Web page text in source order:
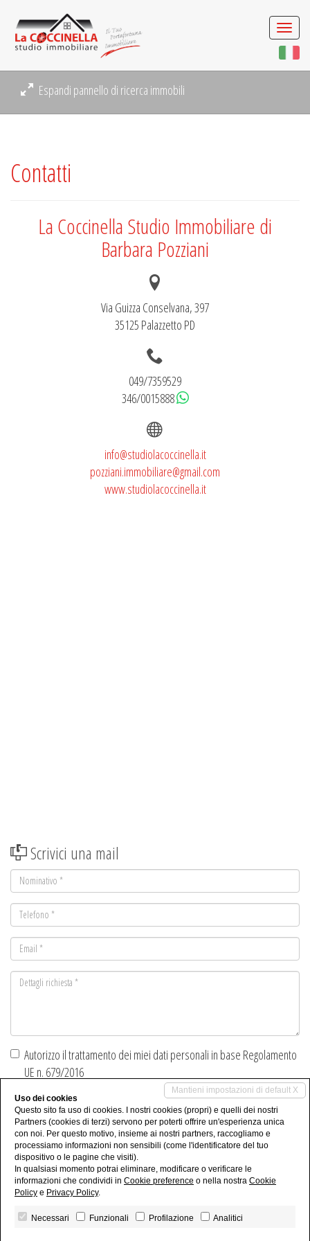
Espandi pannello di ricerca immobili
Contatti
La Coccinella Studio Immobiliare di
Barbara Pozziani
Via Guizza Conselvana, 397
35125 Palazzetto PD
049/7359529
346/0015888
info@studiolacoccinella.it
pozziani.immobiliare@gmail.com
www.studiolacoccinella.it
Scrivici una mail
Nominativo
*
Telefono
*
Email
*
Dettagli
Autorizzo il trattamento dei miei dati personali in base Regolamento
UE n. 679/2016
Autorizzo al trattamento dei dati per finalità di marketing, attività
promozionali, offerte commerciali ed indagini di mercato.
Invia
La Coccinella Studio Immobiliare di Barbara Pozziani - P.IVA 03963900281
Mantieni impostazioni di default X
Uso dei cookies
Questo sito fa uso di cookies. I nostri cookies (propri) e quelli dei nostri
Partners (cookies di terzi) servono per poterti offrire un'esperienza unica
con noi. Per questo motivo, insieme ai nostri partners, raccogliamo e
processiamo informazioni non sensibili (come l'identificatore del tuo
dispositivo o le pagine che visiti).
In qualsiasi momento potrai eliminare, modificare o verificare le
informazioni che condividi in Cookie preference o nella nostra Cookie
Policy e Privacy Policy.
Necessari Funzionali Profilazione Analitici